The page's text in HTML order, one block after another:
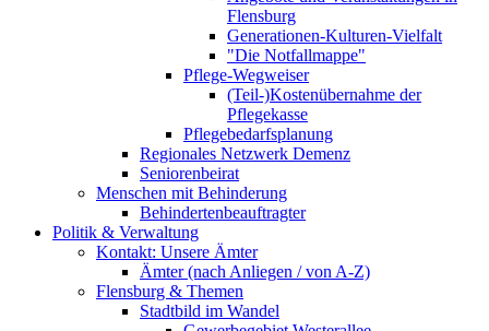
Flensburg
Generationen-Kulturen-Vielfalt
"Die Notfallmappe"
Pflege-Wegweiser
(Teil-)Kostenübernahme der
Pflegekasse
Pflegebedarfsplanung
Regionales Netzwerk Demenz
Seniorenbeirat
Menschen mit Behinderung
Behindertenbeauftragter
Politik & Verwaltung
Kontakt: Unsere Ämter
Ämter (nach Anliegen / von A-Z)
Flensburg & Themen
Stadtbild im Wandel